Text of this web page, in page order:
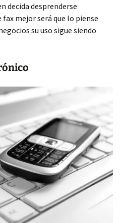
decida desprenderse
mejor será que lo piense
su uso sigue siendo